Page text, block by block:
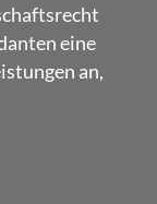
eine
an,